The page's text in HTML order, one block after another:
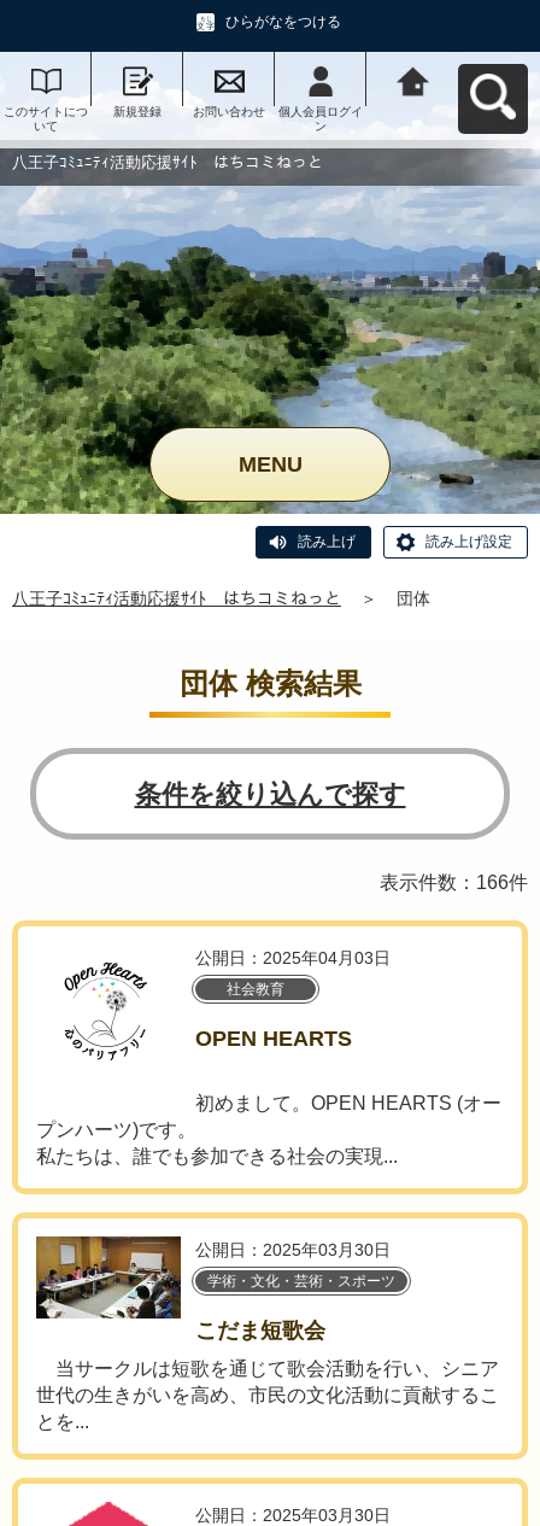
ひらがなをつける
このサイトにつ
いて
新規登録 お問い合わせ
個人会員ログイ
ン
動応援ｻｲﾄ はち
コミねっとへ戻
八王子ｺﾐｭﾆﾃｨ活動応援ｻｲﾄ はちコミねっと
MENU
読み上げ 読み上げ設定
八王子ｺﾐｭﾆﾃｨ活動応援ｻｲﾄ はちコミねっと ＞ 団体
団体 検索結果
条件を絞り込んで探す
表示件数：166件
公開日：2025年04月03日
社会教育
OPEN HEARTS
初めまして。OPEN HEARTS (オー
プンハーツ)です。
私たちは、誰でも参加できる社会の実現...
公開日：2025年03月30日
学術・文化・芸術・スポーツ
こだま短歌会
当サークルは短歌を通じて歌会活動を行い、シニア
世代の生きがいを高め、市民の文化活動に貢献するこ
とを...
公開日：2025年03月30日